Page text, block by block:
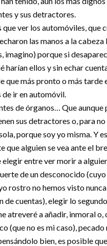
Startups
legal
consultancies
ADR
Law 1/2025 requirement with
→
y sus detractores.
que ver los automóviles, que
las manos a la cabeza
imagino) porque si
harían ellos y sin echar
que más pronto o más tarde
de ir en automóvil.
de órganos… Que aunque
sus detractores o, para
porque soy yo misma. Y
que alguien se vea ante el
elegir entre ver morir a
de un desconocido
rostro no hemos visto
de cuentas), elegir lo
atreveré a añadir, inmoral o,
(que no es mi caso),
bien, es posible